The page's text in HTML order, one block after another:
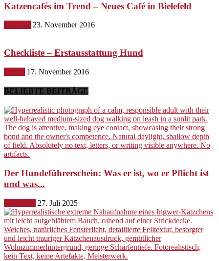
Katzencafés im Trend – Neues Café in Bielefeld
23. November 2016
Checkliste – Erstausstattung Hund
17. November 2016
BELIEBTE BEITRÄGE
Der Hundeführerschein: Was er ist, wo er Pflicht ist
und was...
27. Juli 2025